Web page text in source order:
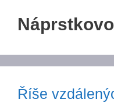
Říše